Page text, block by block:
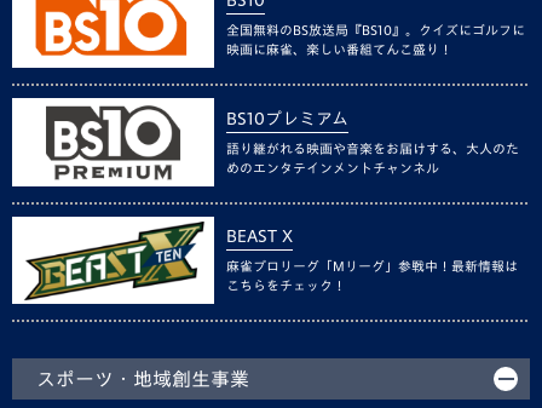
全国無料のBS放送局『BS10』。クイズにゴルフに
映画に麻雀、楽しい番組てんこ盛り！
BS10プレミアム
語り継がれる映画や音楽をお届けする、大人のた
めのエンタテインメントチャンネル
BEAST X
麻雀プロリーグ「Mリーグ」参戦中！最新情報は
こちらをチェック！
スポーツ・地域創生事業